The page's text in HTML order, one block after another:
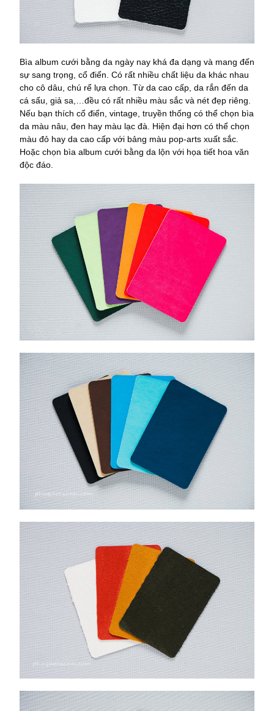
Bìa album cưới bằng da ngày nay khá đa dạng và mang đến
sự sang trọng, cổ điển. Có rất nhiều chất liệu da khác nhau
cho cô dâu, chú rể lựa chọn. Từ da cao cấp, da rắn đến da
cá sấu, giả sa,…đều có rất nhiều màu sắc và nét đẹp riêng.
Nếu bạn thích cổ điển, vintage, truyền thống có thể chọn bìa
da màu nâu, đen hay màu lạc đà. Hiện đại hơn có thể chọn
màu đỏ hay da cao cấp với bảng màu pop-arts xuất sắc.
Hoặc chọn bìa album cưới bằng da lộn với họa tiết hoa văn
độc đáo.